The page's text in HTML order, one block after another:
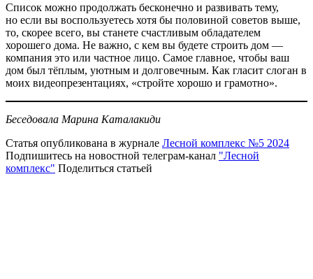
Список можно продолжать бесконечно и развивать тему,
но если вы воспользуетесь хотя бы половиной советов выше,
то, скорее всего, вы станете счастливым обладателем
хорошего дома. Не важно, с кем вы будете строить дом —
компания это или частное лицо. Самое главное, чтобы ваш
дом был тёплым, уютным и долговечным. Как гласит слоган в
моих видеопрезентациях, «стройте хорошо и грамотно».
Беседовала Марина Каталакиди
Статья опубликована в журнале Лесной комплекс №5 2024
Подпишитесь на новостной телеграм-канал "Лесной
комплекс" Поделиться статьей